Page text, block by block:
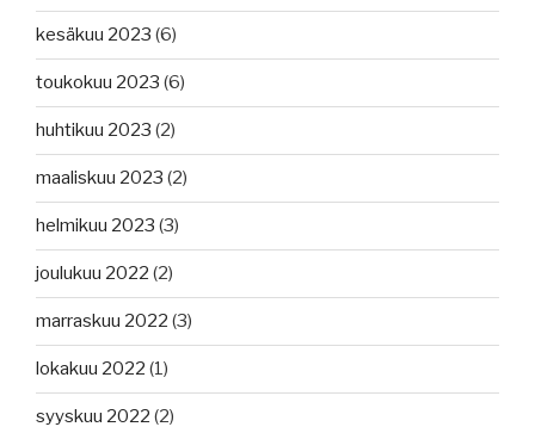
kesäkuu 2023 (6)
toukokuu 2023 (6)
huhtikuu 2023 (2)
maaliskuu 2023 (2)
helmikuu 2023 (3)
joulukuu 2022 (2)
marraskuu 2022 (3)
lokakuu 2022 (1)
syyskuu 2022 (2)